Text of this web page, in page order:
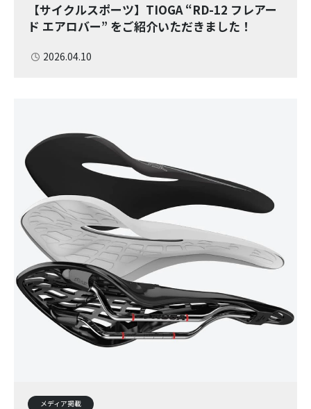
【サイクルスポーツ】TIOGA “RD-12 フレアー
ド エアロバー” をご紹介いただきました！
2026.04.10
メディア掲載